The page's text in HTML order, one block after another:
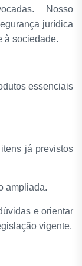
Nosso
jurídica
à sociedade.
essenciais
já previstos
ampliada.
e orientar
vigente.